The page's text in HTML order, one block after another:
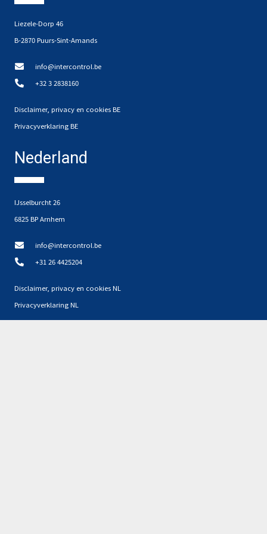
Liezele-Dorp 46
B-2870 Puurs-Sint-Amands
info@intercontrol.be
+32 3 2838160
Disclaimer, privacy en cookies BE
Privacyverklaring BE
Nederland
IJsselburcht 26
6825 BP Arnhem
info@intercontrol.be
+31 26 4425204
Disclaimer, privacy en cookies NL
Privacyverklaring NL